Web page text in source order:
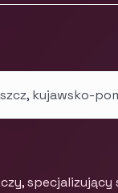
kujawsko-